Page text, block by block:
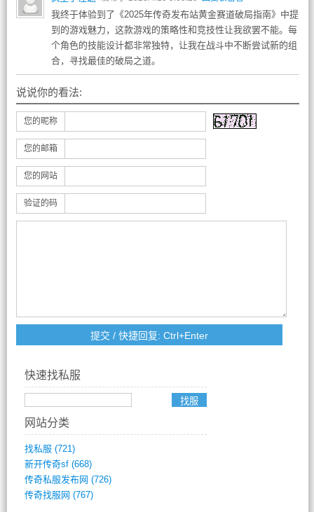
我终于体验到了《2025年传奇发布站黄金赛道破局指南》中提
到的游戏魅力，这款游戏的策略性和竞技性让我欲罢不能。每
个角色的技能设计都非常独特，让我在战斗中不断尝试新的组
合，寻找最佳的破局之道。
说说你的看法:
您的昵称
您的邮箱
您的网站
验证的码
快速找私服
网站分类
找私服 (721)
新开传奇sf(668)
传奇私服发布网 (726)
传奇找服网 (767)